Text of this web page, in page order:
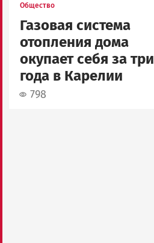
Общество
Газовая система
отопления дома
окупает себя за три
года в Карелии
798